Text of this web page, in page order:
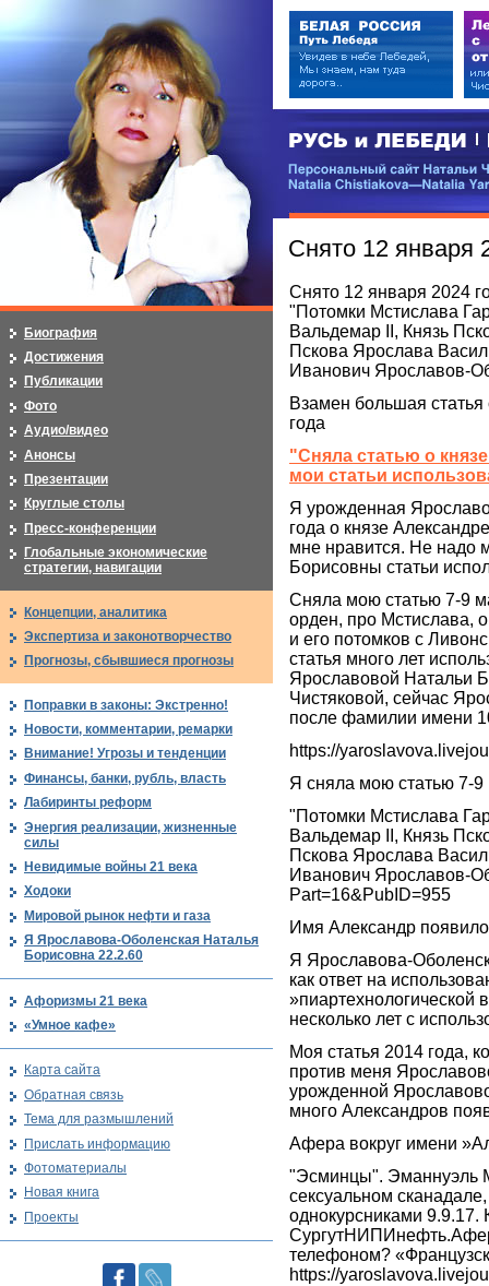
РУСЬ и ЛЕБЕДИ | RUSI —
Персональный сайт Натальи
Снято 12 января
Снято 12 января 2024
"Потомки Мстислава
Вальдемар II, Князь
Пскова Ярослава
Иванович Ярославов-
Взамен большая статья
года
"Сняла статью о
мои статьи
Я урожденная
года о князе
мне нравится. Не надо
Борисовны статьи
Сняла мою статью 7-9
орден, про Мстислава,
и его потомков с
статья много лет
Ярославовой Натальи
Чистяковой, сейчас
после фамилии имени
https://
Я сняла мою статью 7-9
"Потомки Мстислава
Вальдемар II, Князь
Пскова Ярослава
Иванович Ярославов-
Part=16&PubID=955
Имя Александр
Я Ярославова-
как ответ на
»пиартехнологической
несколько лет с
Моя статья 2014 года,
против меня
урожденной
много Александров
Афера вокруг имени
"Эсминцы". Эманнуэль
сексуальном
однокурсниками
телефоном?
https://
Биография
Достижения
Публикации
Фото
Аудио/видео
Анонсы
Презентации
Круглые столы
Пресс-конференции
Глобальные экономические
стратегии, навигации
Концепции, аналитика
Экспертиза и законотворчество
Прогнозы, сбывшиеся прогнозы
Поправки в законы: Экстренно!
Новости, комментарии, ремарки
Внимание! Угрозы и тенденции
Финансы, банки, рубль, власть
Лабиринты реформ
Энергия реализации, жизненные
силы
Невидимые войны 21 века
Ходоки
Мировой рынок нефти и газа
Я Ярославова-Оболенская Наталья
Борисовна 22.2.60
Афоризмы 21 века
«Умное кафе»
Карта сайта
Обратная связь
Тема для размышлений
Прислать информацию
Фотоматериалы
Новая книга
Проекты